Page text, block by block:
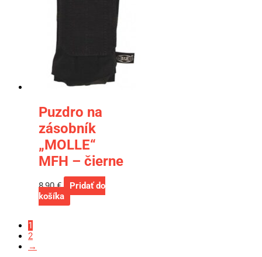
Puzdro na
zásobník
„MOLLE“
MFH – čierne
8,90€
Pridať do
košíka
1
2
→